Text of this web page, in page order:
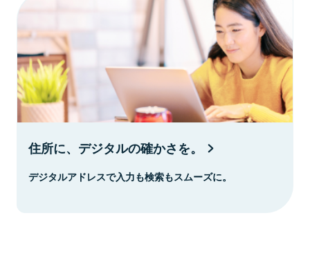
住所に、デジタルの確かさを。
デジタルアドレスで入力も検索もスムーズに。